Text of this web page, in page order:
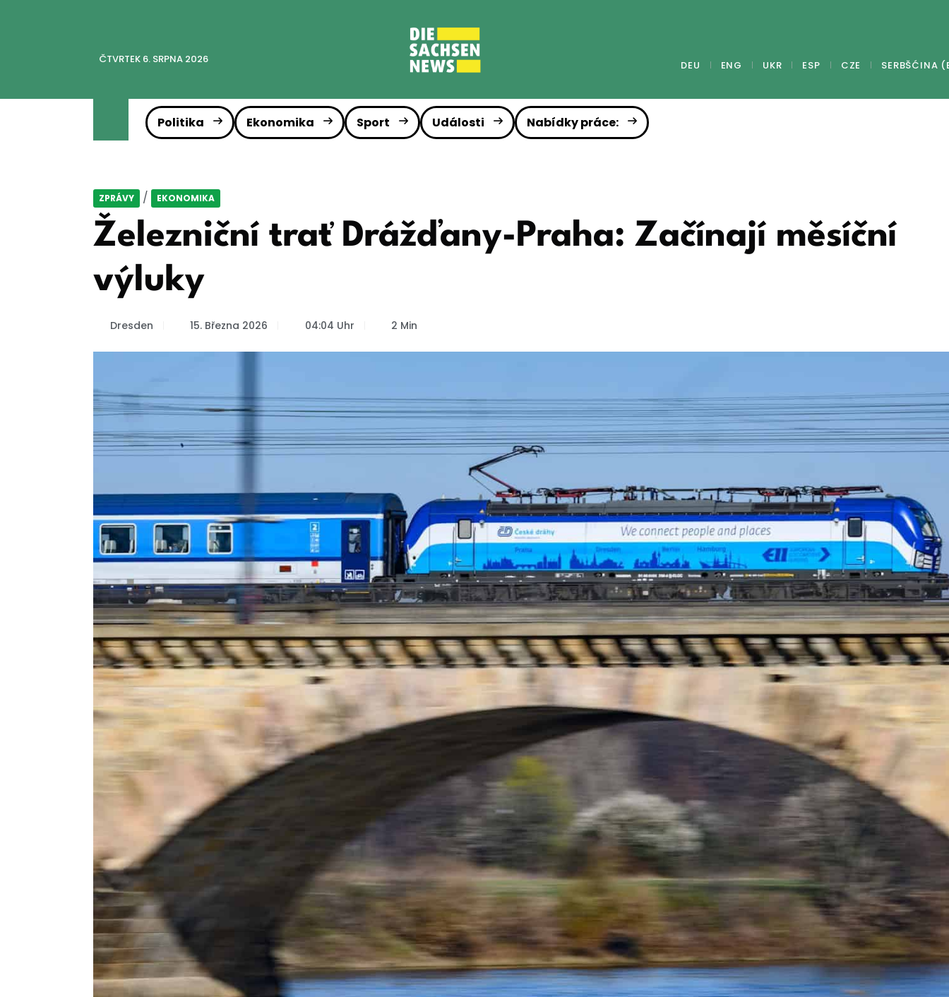
ČTVRTEK 6. SRPNA 2026 DEU ENG UKR ESP CZE SERBŠĆINA
Politika Ekonomika Sport Události Nabídky práce:
ZPRÁVY / EKONOMIKA
Železniční trať Drážďany-Praha: Začínají měsíční
výluky
Dresden 15. Března 2026 04:04 Uhr 2 Min